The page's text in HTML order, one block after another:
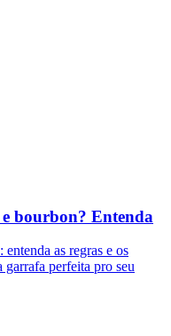
bourbon? Entenda
as regras e os
garrafa perfeita pro seu